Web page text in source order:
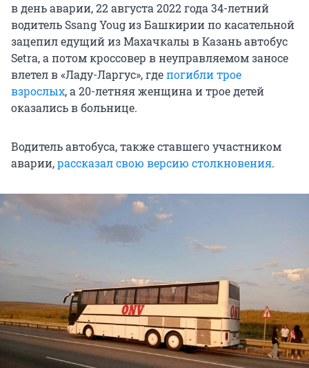
в день аварии, 22 августа 2022 года 34-летний
водитель Ssang Youg из Башкирии по касательной
зацепил едущий из Махачкалы в Казань автобус
Setra, а потом кроссовер в неуправляемом заносе
влетел в «Ладу-Ларгус», гдепогибли трое
взрослых, а 20-летняя женщина и трое детей
оказались в больнице.
Водитель автобуса, также ставшего участником
аварии,рассказал свою версию столкновения.